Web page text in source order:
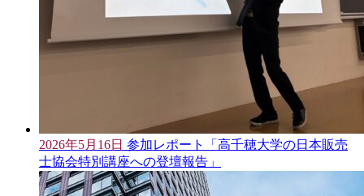
2026年5月16日 参加レポート「高千穂大学の日本販売
士協会特別講座への登壇報告」